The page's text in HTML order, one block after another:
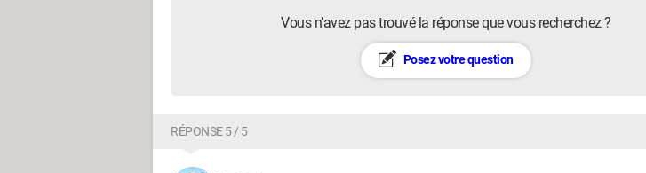
Vous n’avez pas trouvé la réponse que vous recherchez ?
Posez votre question
RÉPONSE 5 / 5